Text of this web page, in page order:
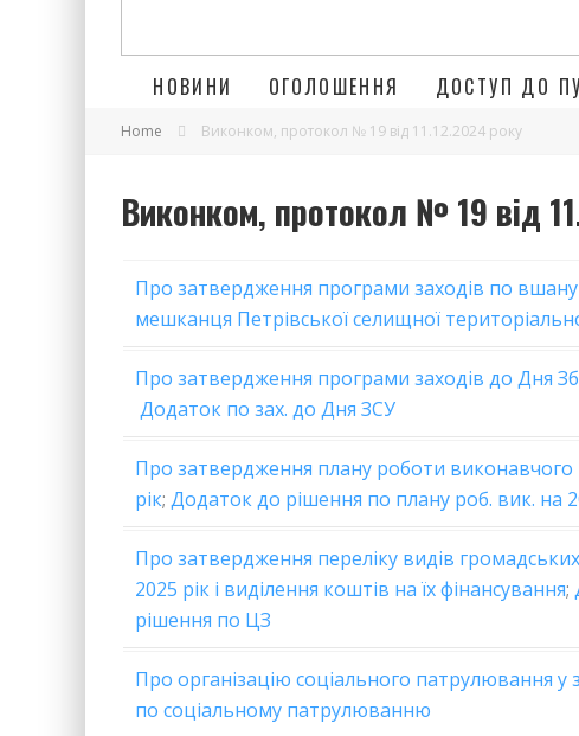
НОВИНИ ОГОЛОШЕННЯ ДОСТУП ДО
Home Виконком, протокол № 19 від 11.12.2024 року
Виконком, протокол № 19 від
Про затвердження програми заходів по
мешканця Петрівської селищної
Про затвердження програми заходів до Дня
Додаток по зах. до Дня ЗСУ
Про затвердження плану роботи виконавчого
рік; Додаток до рішення по плану роб. вик. на
Про затвердження переліку видів
2025 рік і виділення коштів на їх фінансування;
рішення по ЦЗ
Про організацію соціального патрулювання у
по соціальному патрулюванню